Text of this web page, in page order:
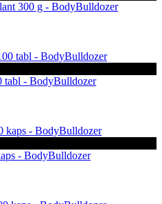
300 g - BodyBulldozer
tabl - BodyBulldozer
- BodyBulldozer